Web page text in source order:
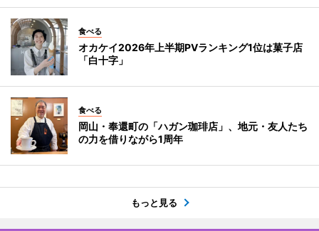
食べる
オカケイ2026年上半期PVランキング1位は菓子店
「白十字」
食べる
岡山・奉還町の「ハガン珈琲店」、地元・友人たち
の力を借りながら1周年
もっと見る